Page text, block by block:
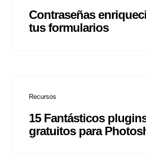
Contraseñas
tus formularios
Recursos
15 Fantásticos
gratuitos para